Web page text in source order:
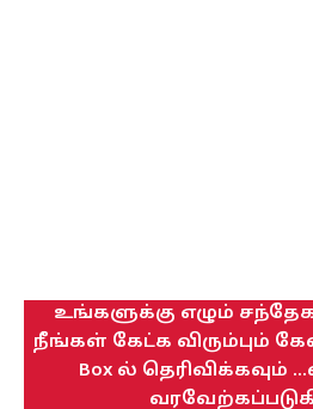
உங்களுக்கு எழும்
நீங்கள் கேட்க விரும்பும்
Box ல் தெரிவிக்கவும்